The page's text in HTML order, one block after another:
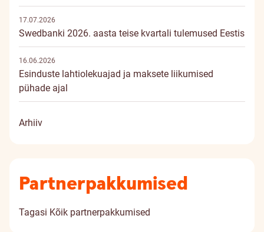
17.07.2026
Swedbanki 2026. aasta teise kvartali tulemused Eestis
16.06.2026
Esinduste lahtiolekuajad ja maksete liikumised
pühade ajal
Arhiiv
Partnerpakkumised
Tagasi Kõik partnerpakkumised